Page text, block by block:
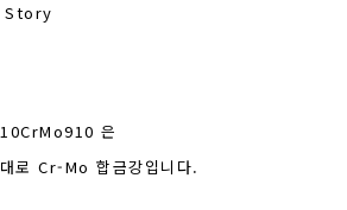
Story
은
로 Cr-Mo 합금강입니다.